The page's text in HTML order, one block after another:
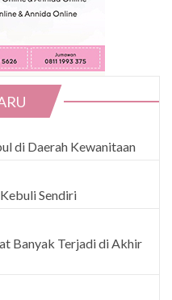
di Daerah Kewanitaan
Sendiri
Banyak Terjadi di Akhir